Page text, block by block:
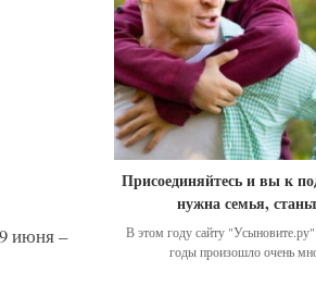
июня –
Присоединяйтесь и вы к
нужна семья,
В этом году сайту "Усыновите.ру"
годы произошло очень